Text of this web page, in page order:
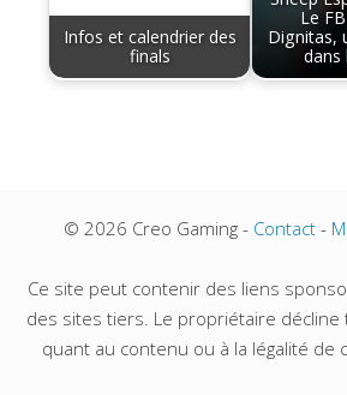
Infos et calendrier des
finals
Le
Dignitas,
dans
© 2026 Creo Gaming - Contact -
Ce site peut contenir des liens
des sites tiers. Le propriétaire
quant au contenu ou à la légalité de